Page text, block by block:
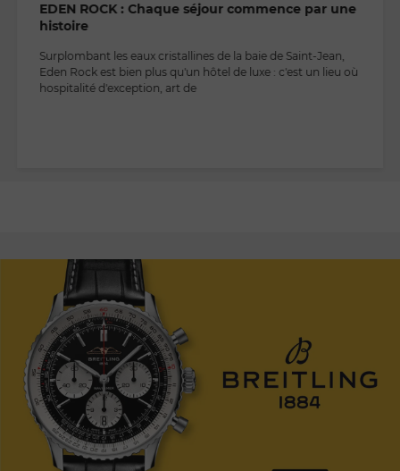
EDEN ROCK : Chaque séjour commence par une
histoire
Surplombant les eaux cristallines de la baie de Saint-Jean,
Eden Rock est bien plus qu'un hôtel de luxe : c'est un lieu où
hospitalité d'exception, art de